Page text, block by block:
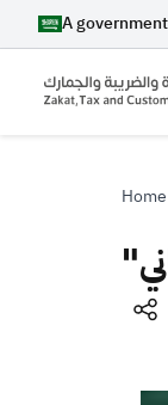
A
Home